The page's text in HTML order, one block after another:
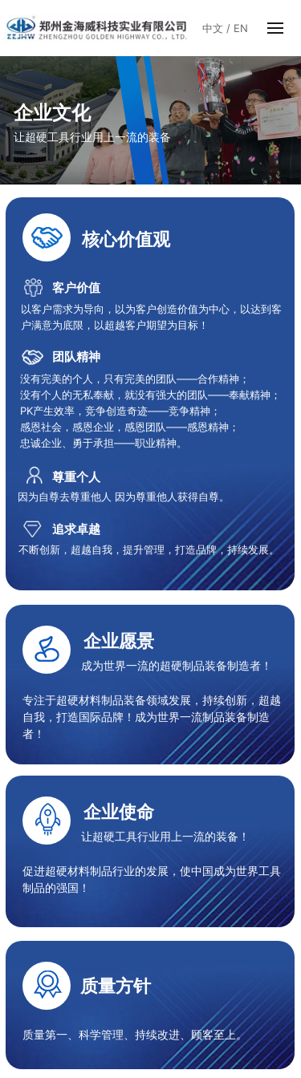
中文 / EN
企业文化
让超硬工具行业用上一流的装备
核心价值观
以客户需求为导向，以为客户创造价值为中心，以达到客
户满意为底限，以超越客户期望为目标！
团队精神
客户价值
没有完美的个人，只有完美的团队——合作精神；
没有个人的无私奉献，就没有强大的团队——奉献精神；
PK产生效率，竞争创造奇迹——竞争精神；
感恩社会，感恩企业，感恩团队——感恩精神；
忠诚企业、勇于承担——职业精神。
尊重个人
因为自尊去尊重他人 因为尊重他人获得自尊。
追求卓越
不断创新，超越自我，提升管理，打造品牌，持续发展。
企业愿景
成为世界一流的超硬制品装备制造者！
专注于超硬材料制品装备领域发展，持续创新，超越
自我，打造国际品牌！成为世界一流制品装备制造
者！
企业使命
让超硬工具行业用上一流的装备！
促进超硬材料制品行业的发展，使中国成为世界工具
制品的强国！
质量方针
质量第一、科学管理、持续改进、顾客至上。